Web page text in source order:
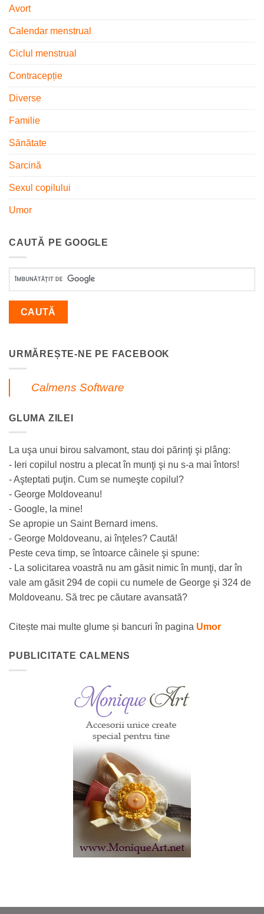
Avort
Calendar menstrual
Ciclul menstrual
Contracepție
Diverse
Familie
Sănătate
Sarcină
Sexul copilului
Umor
CAUTĂ PE GOOGLE
URMĂREȘTE-NE PE FACEBOOK
Calmens Software
GLUMA ZILEI
La uşa unui birou salvamont, stau doi părinţi şi plâng:
- Ieri copilul nostru a plecat în munţi şi nu s-a mai întors!
- Aşteptati puţin. Cum se numeşte copilul?
- George Moldoveanu!
- Google, la mine!
Se apropie un Saint Bernard imens.
- George Moldoveanu, ai înţeles? Caută!
Peste ceva timp, se întoarce câinele şi spune:
- La solicitarea voastră nu am găsit nimic în munţi, dar în
vale am găsit 294 de copii cu numele de George şi 324 de
Moldoveanu. Să trec pe căutare avansată?
Citește mai multe glume și bancuri în pagina Umor
PUBLICITATE CALMENS